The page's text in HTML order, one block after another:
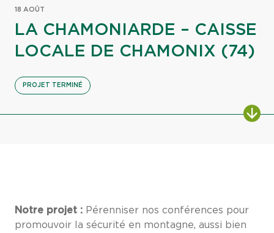
18 AOÛT
LA CHAMONIARDE – CAISSE
LOCALE DE CHAMONIX (74)
PROJET TERMINÉ
Notre projet : Pérenniser nos conférences pour
promouvoir la sécurité en montagne, aussi bien